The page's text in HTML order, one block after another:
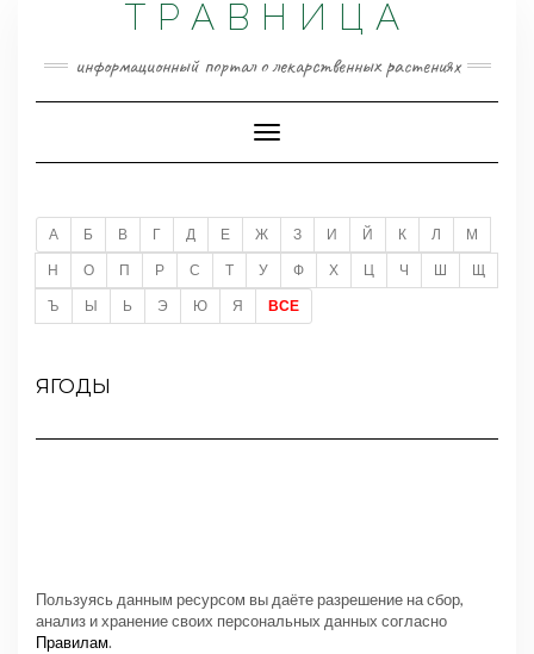
ТРАВНИЦА
информационный портал о лекарственных растениях
Переключить
навигацию
А Б В Г Д Е Ж З И Й К Л
М
Н
О П Р С Т У Ф Х Ц Ч Ш
Щ
Ъ
Ы Ь Э Ю Я ВСЕ
ЯГОДЫ
Пользуясь данным ресурсом вы даёте разрешение на сбор,
анализ и хранение своих персональных данных согласно
Правилам.